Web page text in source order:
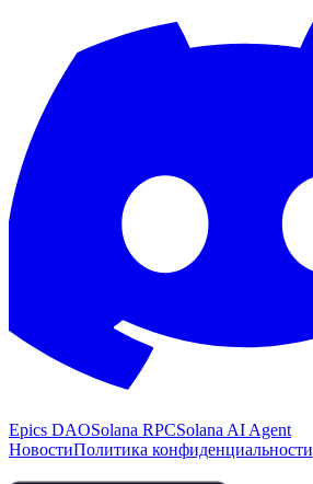
Epics DAOSolana RPCSolana AI Agent
НовостиПолитика конфиденциальности